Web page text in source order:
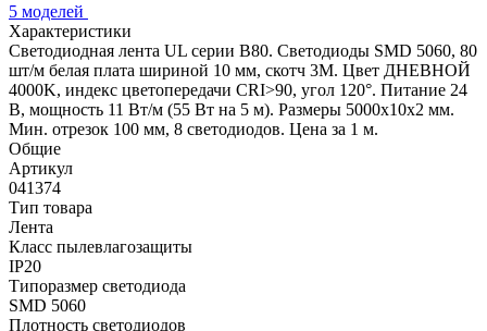
5 моделей
Характеристики
Светодиодная лента UL серии B80. Светодиоды SMD 5060, 80
шт/м белая плата шириной 10 мм, скотч 3M. Цвет ДНЕВНОЙ
4000K, индекс цветопередачи CRI>90, угол 120°. Питание 24
В, мощность 11 Вт/м (55 Вт на 5 м). Размеры 5000x10x2 мм.
Мин. отрезок 100 мм, 8 светодиодов. Цена за 1 м.
Общие
Артикул
041374
Тип товара
Лента
Класс пылевлагозащиты
IP20
Типоразмер светодиода
SMD 5060
Плотность светодиодов